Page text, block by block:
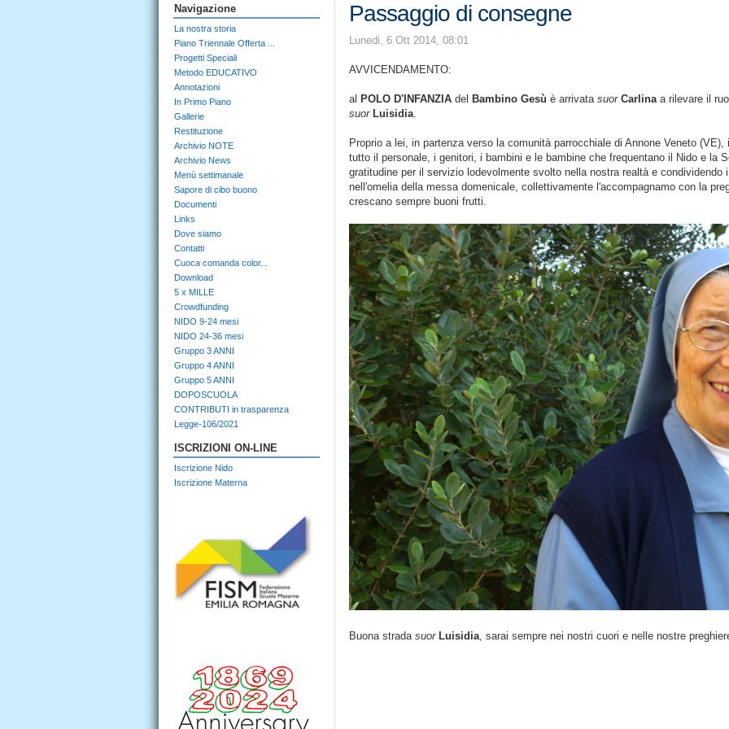
Passaggio di consegne
Lunedi, 6 Ott 2014, 08:01
AVVICENDAMENTO:
al POLO D'INFANZIA del Bambino Gesù è arrivata suor Carlinaa rilevare il
suor Luisidia.
Proprio a lei, in partenza verso la comunità parrocchiale di Annone Veneto
tutto il personale, i genitori, i bambini e le bambine che frequentano il Nido e la
gratitudine per il servizio lodevolmente svolto nella nostra realtà e condividendo
nell'omelia della messa domenicale, collettivamente l'accompagnamo con la
crescano sempre buoni frutti.
Buona strada suor Luisidia, sarai sempre nei nostri cuori e nelle nostre
Navigazione
La nostra storia
Piano Triennale Offerta ...
Progetti Speciali
Metodo EDUCATIVO
Annotazioni
In Primo Piano
Gallerie
Restituzione
Archivio NOTE
Archivio News
Menù settimanale
Sapore di cibo buono
Documenti
Links
Dove siamo
Contatti
Cuoca comanda color...
Download
5 x MILLE
Crowdfunding
NIDO 9-24 mesi
NIDO 24-36 mesi
Gruppo 3 ANNI
Gruppo 4 ANNI
Gruppo 5 ANNI
DOPOSCUOLA
CONTRIBUTI in trasparenza
Legge-106/2021
ISCRIZIONI ON-LINE
Iscrizione Nido
Iscrizione Materna